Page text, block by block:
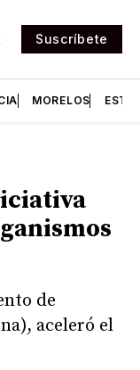
Suscríbete
MORELOS
de
aceleró el